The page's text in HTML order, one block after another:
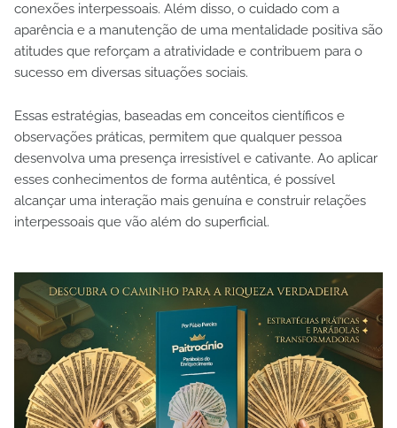
conexões interpessoais. Além disso, o cuidado com a
aparência e a manutenção de uma mentalidade positiva são
atitudes que reforçam a atratividade e contribuem para o
sucesso em diversas situações sociais.
Essas estratégias, baseadas em conceitos científicos e
observações práticas, permitem que qualquer pessoa
desenvolva uma presença irresistível e cativante. Ao aplicar
esses conhecimentos de forma autêntica, é possível
alcançar uma interação mais genuína e construir relações
interpessoais que vão além do superficial.